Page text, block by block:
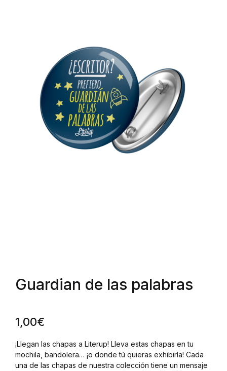
Guardian de las palabras
1,00€
¡Llegan las chapas a Literup! Lleva estas chapas en tu
mochila, bandolera… ¡o donde tú quieras exhibirla! Cada
una de las chapas de nuestra colección tiene un mensaje